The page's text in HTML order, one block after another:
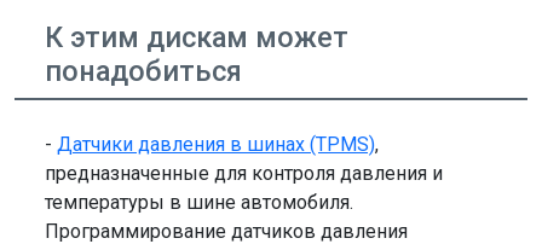
К этим дискам может
понадобиться
- Датчики давления в шинах (TPMS),
предназначенные для контроля давления и
температуры в шине автомобиля.
Программирование датчиков давления